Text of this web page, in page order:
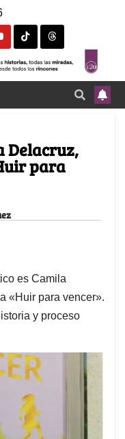
Delacruz,
para
es Camila
«Huir para vencer».
y proceso